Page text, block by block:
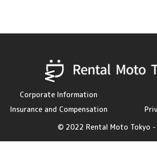
Corporate Information
Insurance and Compensation
© 2022 Rental Moto Tokyo -